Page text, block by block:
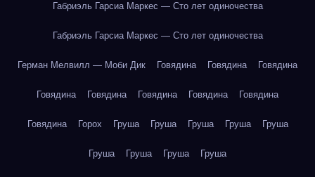
Габриэль Гарсиа Маркес — Сто лет одиночества
Габриэль Гарсиа Маркес — Сто лет одиночества
Герман Мелвилл — Моби Дик Говядина Говядина Говядина
Говядина Говядина Говядина Говядина Говядина
Говядина Горох Груша Груша Груша Груша Груша
Груша Груша Груша Груша